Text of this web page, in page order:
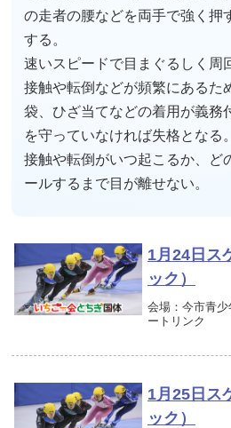
の走者の腰などを両手で強く押
する。
速いスピードで目まぐるしく周
接触や転倒などが頻繁にあるた
袋、ひざ当てなどの着用が義務
を守っていなければ失格となる。
接触や転倒がいつ起こるか、ど
ールするまで目が離せない。
1月24日ス
ック）
会場：今市青
ートリンク
1月25日ス
ック）